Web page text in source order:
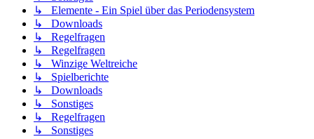
↳ Elemente - Ein Spiel über das Periodensystem
↳ Downloads
↳ Regelfragen
↳ Regelfragen
↳ Winzige Weltreiche
↳ Spielberichte
↳ Downloads
↳ Sonstiges
↳ Regelfragen
↳ Sonstiges